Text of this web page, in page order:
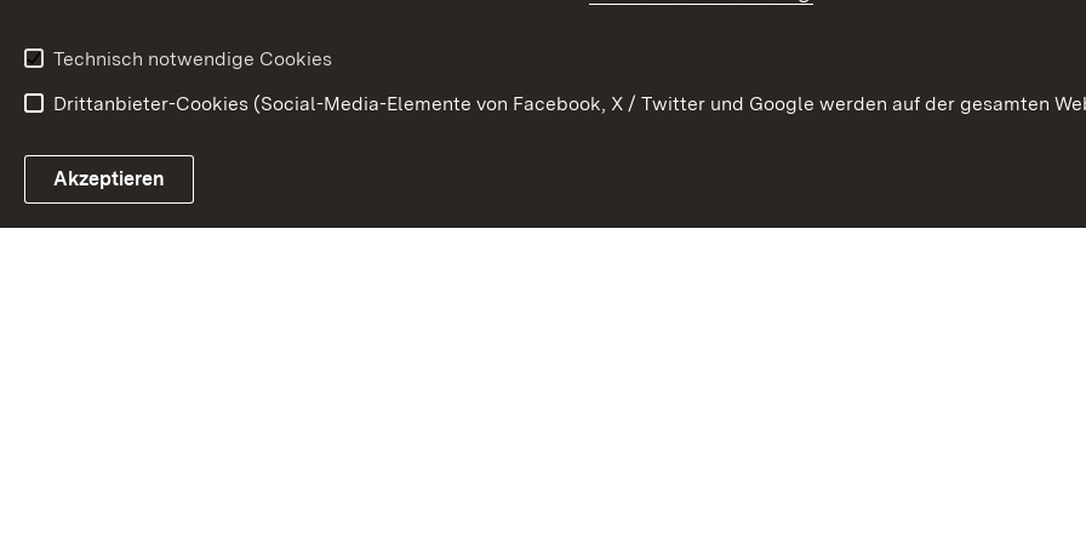
Link zum Landesportal
Technisch notwendige Cookies
Drittanbieter-Cookies (Social-Media-Elemente von Facebook, X / Twitter und Google werden auf der gesamten
Akzeptieren